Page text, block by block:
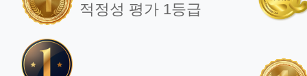
적정성 평가 1등급